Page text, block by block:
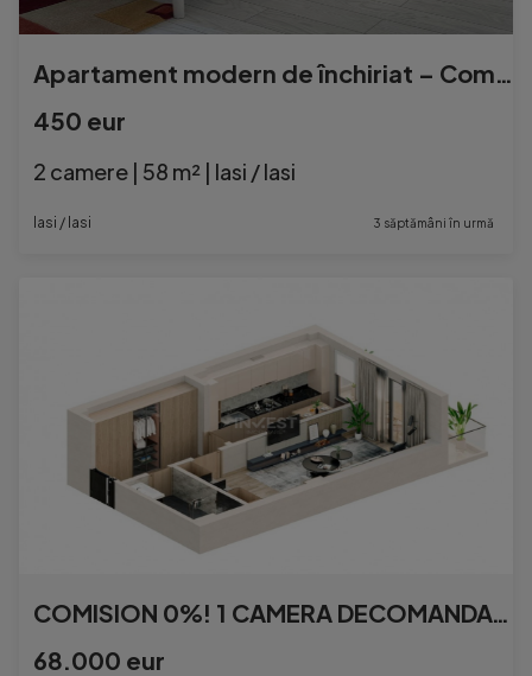
Apartament modern de închiriat – Complex rezidențial nou
450 eur
2 camere | 58 m² | Iasi / Iasi
Iasi / Iasi 3 săptămâni în urmă
COMISION 0%! 1 CAMERA DECOMANDAT BLOC NOU MALL MOLDOVA
68.000 eur